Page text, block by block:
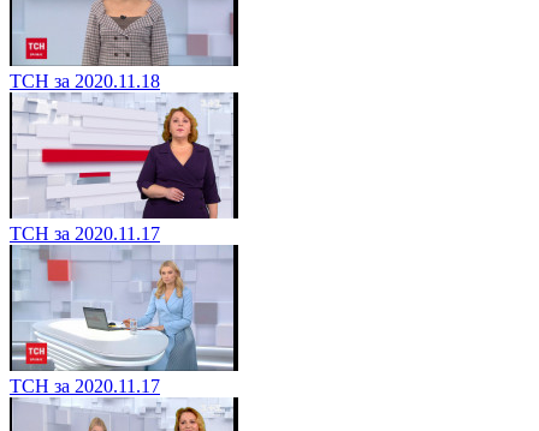
ТСН за 2020.11.18
ТСН за 2020.11.17
ТСН за 2020.11.17